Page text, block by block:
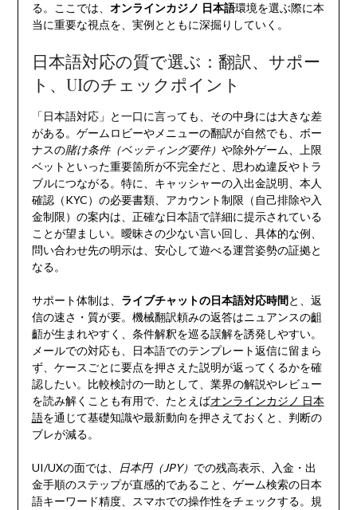
る。ここでは、 オンラインカジノ 日本語環境を選ぶ際に本
当に重要な視点を、実例とともに深掘りしていく。
日本語対応の質で選ぶ：翻訳、サポー
ト、UIのチェックポイント
「日本語対応」と一口に言っても、その中身には大きな差
がある。ゲームロビーやメニューの翻訳が自然でも、ボー
ナスの賭け条件（ベッティング要件） や除外ゲーム、上限
ベットといった重要箇所が不完全だと、思わぬ違反やトラ
ブルにつながる。特に、キャッシャーの入出金説明、本人
確認（KYC）の必要書類、アカウント制限（自己排除や入
金制限）の案内は、正確な日本語で詳細に提示されている
ことが望ましい。曖昧さの少ない言い回し、具体的な例、
問い合わせ先の明示は、安心して遊べる運営姿勢の証拠と
なる。
サポート体制は、 ライブチャットの日本語対応時間と、返
信の速さ・質が要。機械翻訳頼みの返答はニュアンスの齟
齬が生まれやすく、条件解釈を巡る誤解を誘発しやすい。
メールでの対応も、日本語でのテンプレート返信に留まら
ず、ケースごとに要点を押さえた説明が返ってくるかを確
認したい。比較検討の一助として、業界の解説やレビュー
を読み解くことも有用で、たとえばオンラインカジノ 日本
語を通じて基礎知識や最新動向を押さえておくと、判断の
ブレが減る。
UI/UXの面では、 日本円（JPY） での残高表示、入金・出
金手順のステップが直感的であること、ゲーム検索の日本
語キーワード精度、スマホでの操作性をチェックする。規